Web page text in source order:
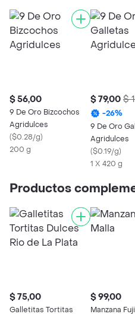
$ 56,00
9 De Oro Bizcochos
Agridulces
($0.28/g)
200 g
$ 79,00 $
-26%
9 De Oro
Agridulces
($0.19/g)
1 X 420 g
Productos
$ 75,00
Galletitas Tortitas
$ 99,00
Manzana